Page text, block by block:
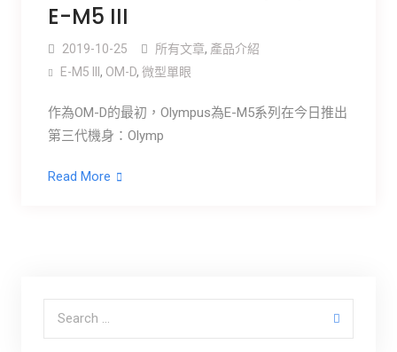
E-M5 III
2019-10-25 所有文章, 產品介紹
E-M5 III , OM-D, 微型單眼
作為OM-D的最初，Olympus為E-M5系列在今日推出
第三代機身：Olymp
Read More
Search for: